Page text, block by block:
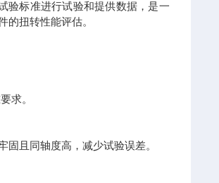
验标准进行试验和提供数据，是一
的扭转性能评估。
求。
且同轴度高，减少试验误差。